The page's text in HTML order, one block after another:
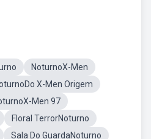
NoturnoX-Men
X-Men Origem
Men 97
Floral TerrorNoturno
Sala Do GuardaNoturno